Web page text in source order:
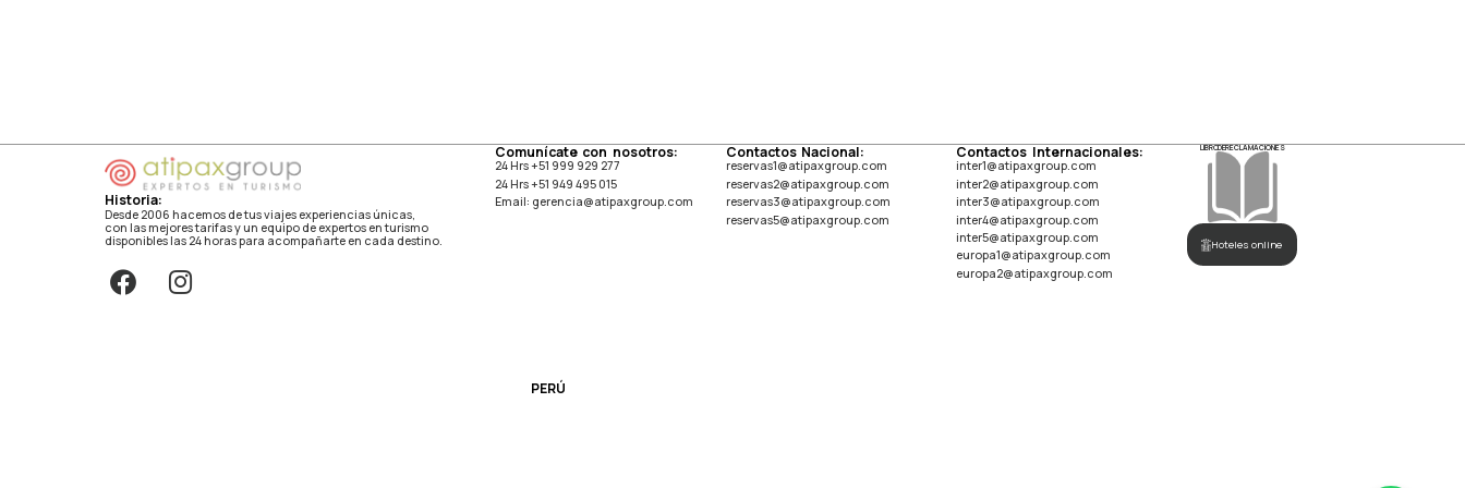
Historia:
Desde 2006 hacemos de tus viajes experiencias únicas,
con las mejores tarifas y un equipo de expertos en turismo
disponibles las 24 horas para acompañarte en cada destino.
Comunícate con nosotros:
24 Hrs +51 999 929 277
24 Hrs +51 949 495 015
Email: gerencia@atipaxgroup.com
PERÚ
Contactos Nacional:
reservas1@atipaxgroup.com
reservas2@atipaxgroup.com
reservas3@atipaxgroup.com
reservas5@atipaxgroup.com
Contactos Internacionales:
inter1@atipaxgroup.com
inter2@atipaxgroup.com
inter3@atipaxgroup.com
inter4@atipaxgroup.com
inter5@atipaxgroup.com
europa1@atipaxgroup.com
europa2@atipaxgroup.com
LIBRO DE RECLAMACIONES
Hoteles online